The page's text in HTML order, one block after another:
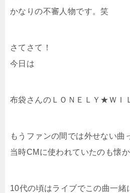
かなりの不審人物です。笑
さてさて！
今日は
布袋さんのＬＯＮＥＬＹ★ＷＩ
もうファンの間では外せない曲
当時CMに使われていたのも懐か
10代の頃はライブでこの曲一緒